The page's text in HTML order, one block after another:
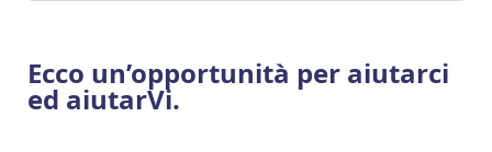
Ecco un’opportunità per aiutarci
ed aiutarVi.